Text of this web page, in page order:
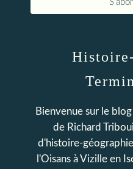
Bienvenue sur le
de Richard
d'histoire-
l'Oisans à Vizille en